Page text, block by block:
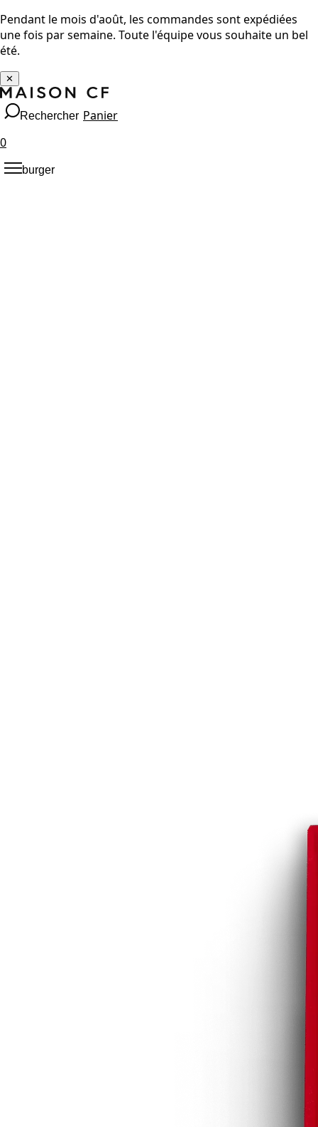
Pendant le mois d'août, les commandes sont expédiées
une fois par semaine. Toute l'équipe vous souhaite un bel
été.
✕
Rechercher Panier
0
burger